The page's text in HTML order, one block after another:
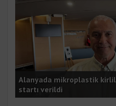
Alanyada mikroplastik
startı verildi